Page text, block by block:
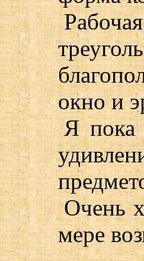
окно и
Я
Очень
мере